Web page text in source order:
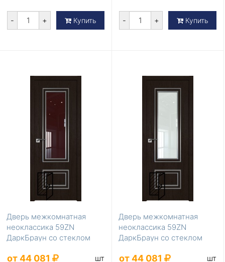
- + Купить - + Купить
Дверь межкомнатная
неоклассика 59ZN
ДаркБраун со стеклом
от 44 081 шт
Дверь межкомнатная
неоклассика 59ZN
ДаркБраун со стеклом
от 44 081 шт